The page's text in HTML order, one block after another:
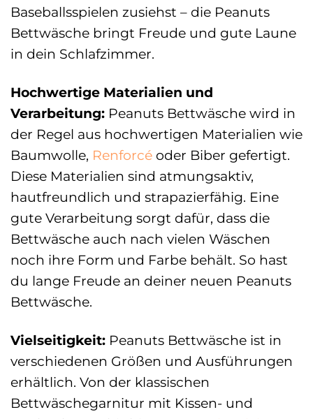
Baseballsspielen zusiehst – die Peanuts
Bettwäsche bringt Freude und gute Laune
in dein Schlafzimmer.
Hochwertige Materialien und
Verarbeitung: Peanuts Bettwäsche wird in
der Regel aus hochwertigen Materialien wie
Baumwolle, Renforcé oder Biber gefertigt.
Diese Materialien sind atmungsaktiv,
hautfreundlich und strapazierfähig. Eine
gute Verarbeitung sorgt dafür, dass die
Bettwäsche auch nach vielen Wäschen
noch ihre Form und Farbe behält. So hast
du lange Freude an deiner neuen Peanuts
Bettwäsche.
Vielseitigkeit: Peanuts Bettwäsche ist in
verschiedenen Größen und Ausführungen
erhältlich. Von der klassischen
Bettwäschegarnitur mit Kissen- und